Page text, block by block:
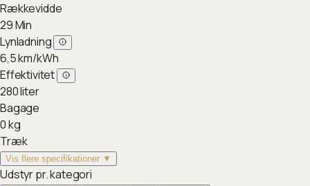
Rækkevidde
29Min
Lynladning
6,5km/kWh
Effektivitet
280liter
Bagage
0kg
Træk
Vis flere specifikationer ▼
Udstyr pr. kategori